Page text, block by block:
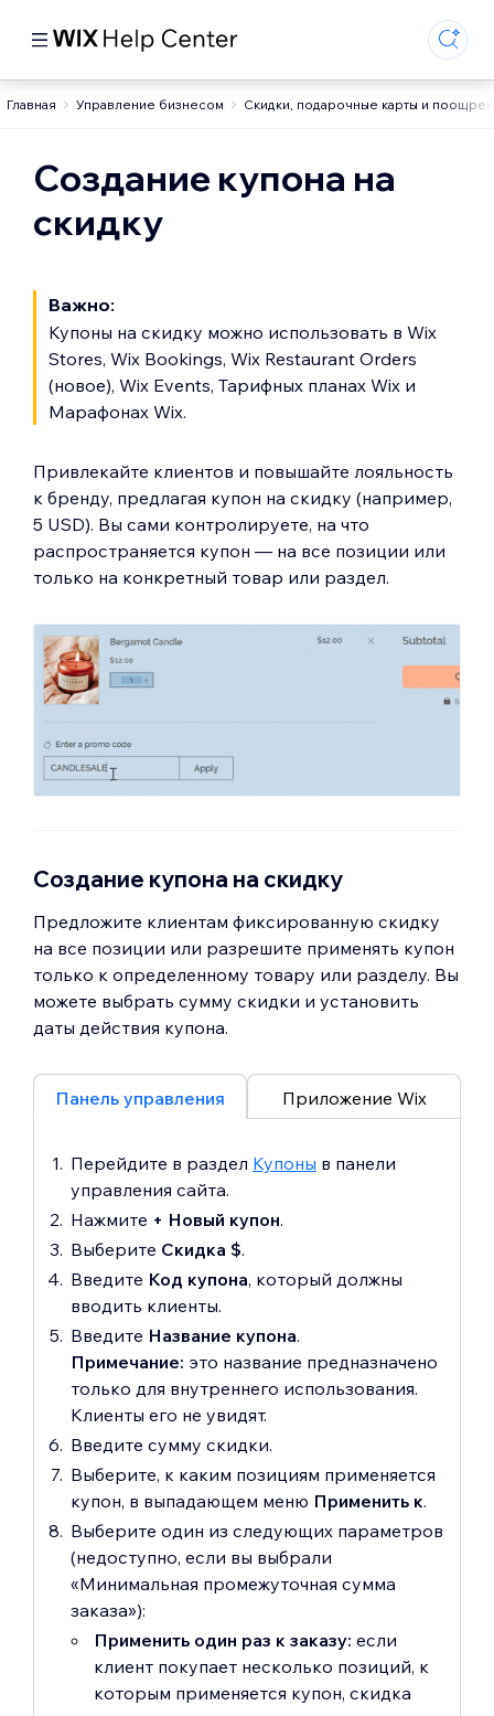
Главная Управление бизнесом Скидки, подарочные карты и
Создание купона на
скидку
Важно:
Купоны на скидку можно использовать в Wix
Stores, Wix Bookings, Wix Restaurant Orders
(новое), Wix Events, Тарифных планах Wix и
Марафонах Wix.
Привлекайте клиентов и повышайте лояльность
к бренду, предлагая купон на скидку (например,
5 USD). Вы сами контролируете, на что
распространяется купон — на все позиции или
только на конкретный товар или раздел.
Создание купона на скидку
Предложите клиентам фиксированную скидку
на все позиции или разрешите применять купон
только к определенному товару или разделу. Вы
можете выбрать сумму скидки и установить
даты действия купона.
Панель управления Приложение Wix
Перейдите в раздел Купоны в панели
управления сайта.
Нажмите + Новый купон.
Выберите Скидка $.
Введите Код купона, который должны
вводить клиенты.
Введите Название купона.
Примечание: это название предназначено
только для внутреннего использования.
Клиенты его не увидят.
Введите сумму скидки.
Выберите, к каким позициям применяется
купон, в выпадающем меню Применить к.
Выберите один из следующих параметров
(недоступно, если вы выбрали
«Минимальная промежуточная сумма
заказа»):
Применить один раз к заказу: если
клиент покупает несколько позиций, к
которым применяется купон, скидка